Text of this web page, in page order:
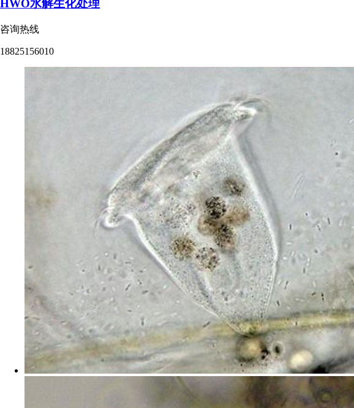
HWO水解生化处理
咨询热线
18825156010